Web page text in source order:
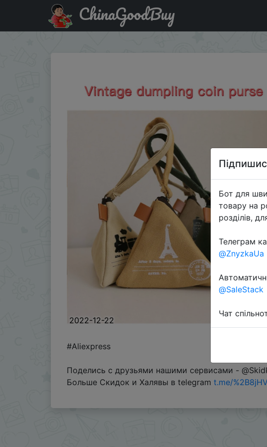
Придбати по акціи Unisex Canvas Coin Bag Retro Zongzi Zero
ChinaGoodBuy
2022-12-22
#Aliexpress
Поделись с друзьями нашими сервисами -
Больше Скидок и Халявы в telegram t.me/
Бот для
товару на
розділів,
Телеграм
@ZnyzkaUa
@SaleStack
Чат